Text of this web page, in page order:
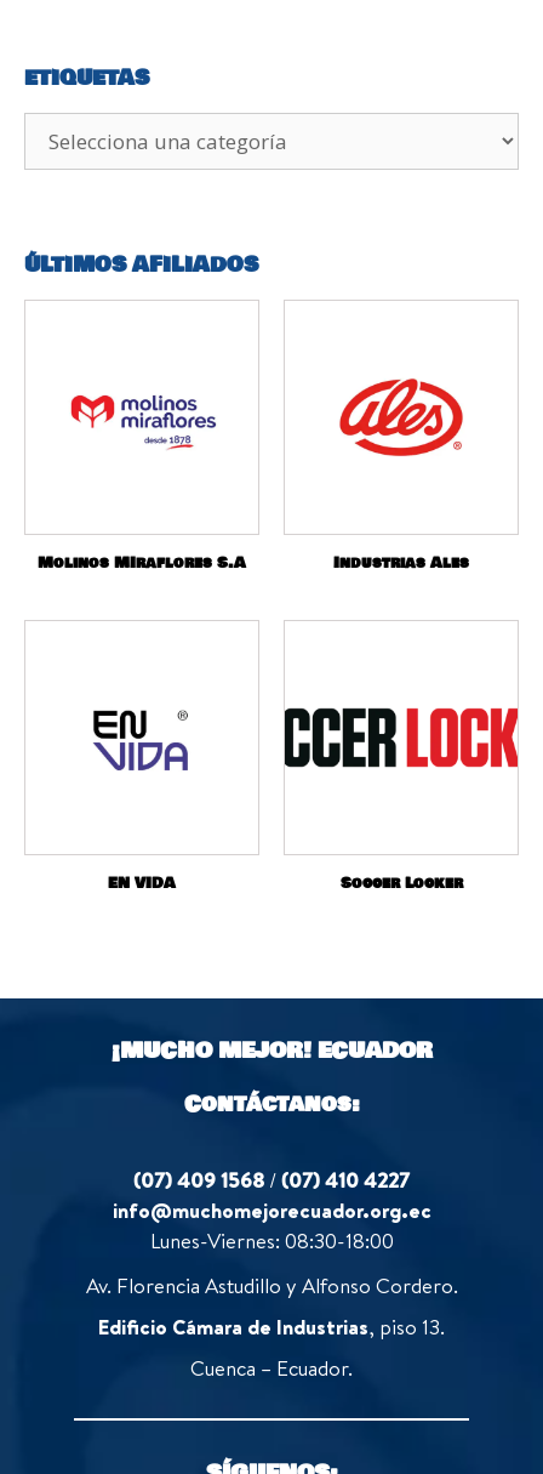
ETIQUETAS
ÚLTIMOS AFILIADOS
Molinos MIraflores S.A Industrias Ales
EN VIDA Soccer Locker
¡MUCHO MEJOR!ECUADOR
Contáctanos:
(07) 409 1568 /(07) 410 4227
info@muchomejorecuador.org.ec
Lunes-Viernes: 08:30-18:00
Av. Florencia Astudillo y Alfonso Cordero.
Edificio Cámara de Industrias, piso 13.
Cuenca – Ecuador.